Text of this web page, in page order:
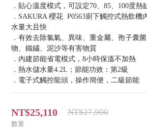
．貼心溫度模式，可設定70、85、100度熱
．SAKURA 櫻花  P0563廚下觸控式熱飲機
水量大且快
．有效去除氯氣、異味、重金屬、孢子囊
物、鐵鏽、泥沙等有害物質
．內建節能省電模式，8小時保溫不加熱
．熱水儲水量4.2L；節能功效：第2級
．電子式觸控龍頭，操作簡便，二級節能
NT$25,110 NT$27,900
數量